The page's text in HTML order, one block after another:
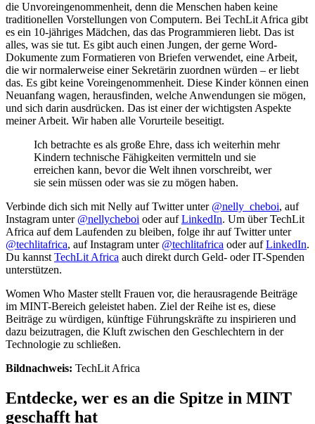
die Unvoreingenommenheit, denn die Menschen haben keine
traditionellen Vorstellungen von Computern. Bei TechLit Africa gibt
es ein 10-jähriges Mädchen, das das Programmieren liebt. Das ist
alles, was sie tut. Es gibt auch einen Jungen, der gerne Word-
Dokumente zum Formatieren von Briefen verwendet, eine Arbeit,
die wir normalerweise einer Sekretärin zuordnen würden – er liebt
das. Es gibt keine Voreingenommenheit. Diese Kinder können einen
Neuanfang wagen, herausfinden, welche Anwendungen sie mögen,
und sich darin ausdrücken. Das ist einer der wichtigsten Aspekte
meiner Arbeit. Wir haben alle Vorurteile beseitigt.
Ich betrachte es als große Ehre, dass ich weiterhin mehr
Kindern technische Fähigkeiten vermitteln und sie
erreichen kann, bevor die Welt ihnen vorschreibt, wer
sie sein müssen oder was sie zu mögen haben.
Verbinde dich sich mit Nelly auf Twitter unter @nelly_cheboi, auf
Instagram unter @nellycheboi oder aufLinkedIn. Um über TechLit
Africa auf dem Laufenden zu bleiben, folge ihr auf Twitter unter
@techlitafrica, auf Instagram unter @techlitafrica oder aufLinkedIn.
Du kannst TechLit Africa auch direkt durch Geld- oder IT-Spenden
unterstützen.
Women Who Master stellt Frauen vor, die herausragende Beiträge
im MINT-Bereich geleistet haben. Ziel der Reihe ist es, diese
Beiträge zu würdigen, künftige Führungskräfte zu inspirieren und
dazu beizutragen, die Kluft zwischen den Geschlechtern in der
Technologie zu schließen.
Bildnachweis: TechLit Africa
Entdecke, wer es an die Spitze in MINT
geschafft hat